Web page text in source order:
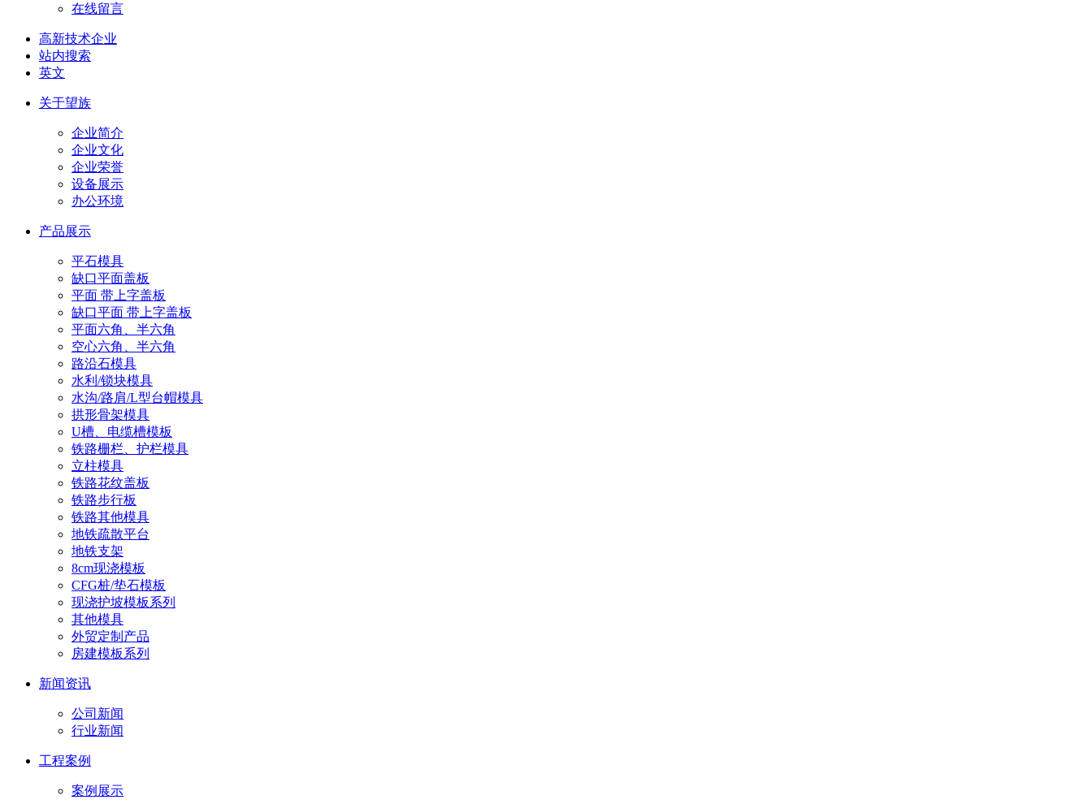
在线留言
高新技术企业
站内搜索
英文
关于望族
企业简介
企业文化
企业荣誉
设备展示
办公环境
产品展示
平石模具
缺口平面盖板
平面 带上字盖板
缺口平面 带上字盖板
平面六角、半六角
空心六角、半六角
路沿石模具
水利/锁块模具
水沟/路肩/L型台帽模具
拱形骨架模具
U槽、电缆槽模板
铁路栅栏、护栏模具
立柱模具
铁路花纹盖板
铁路步行板
铁路其他模具
地铁疏散平台
地铁支架
8cm现浇模板
CFG桩/垫石模板
现浇护坡模板系列
其他模具
外贸定制产品
房建模板系列
新闻资讯
公司新闻
行业新闻
工程案例
案例展示